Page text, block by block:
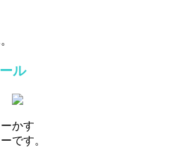
ル
かす
です。